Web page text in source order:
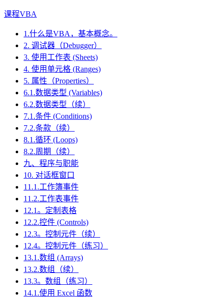
课程VBA
1.什么是VBA，基本概念。
2. 调试器（Debugger）
3. 使用工作表 (Sheets)
4. 使用单元格 (Ranges)
5. 属性（Properties）
6.1.数据类型 (Variables)
6.2.数据类型（续）
7.1.条件 (Conditions)
7.2.条款（续）
8.1.循环 (Loops)
8.2.周期（续）
九、程序与职能
10. 对话框窗口
11.1.工作簿事件
11.2.工作表事件
12.1。定制表格
12.2.控件 (Controls)
12.3。控制元件（续）
12.4。控制元件（练习）
13.1.数组 (Arrays)
13.2.数组（续）
13.3。数组（练习）
14.1.使用 Excel 函数